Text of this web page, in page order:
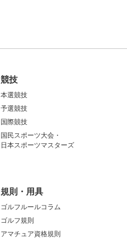
競技
本選競技
予選競技
国際競技
国民スポーツ大会・
日本スポーツマスターズ
規則・用具
ゴルフルールコラム
ゴルフ規則
アマチュア資格規則